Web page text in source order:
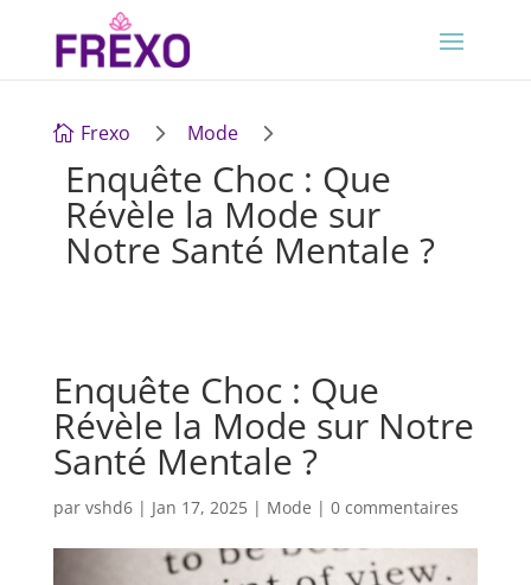
 Frexo 5 Mode 5
Enquête Choc : Que
Révèle la Mode sur
Notre Santé Mentale ?
Enquête Choc : Que
Révèle la Mode sur Notre
Santé Mentale ?
par vshd6| Jan 17, 2025| Mode | 0 commentaires